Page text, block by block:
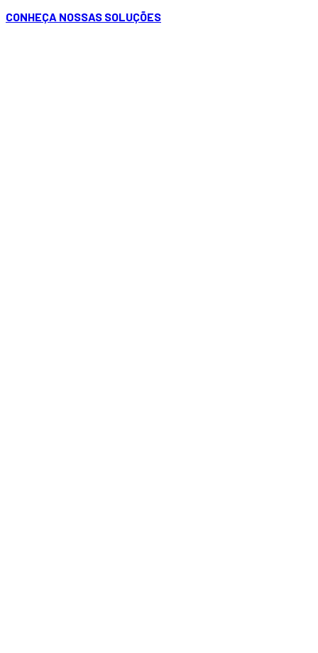
CONHEÇA NOSSAS SOLUÇÕES